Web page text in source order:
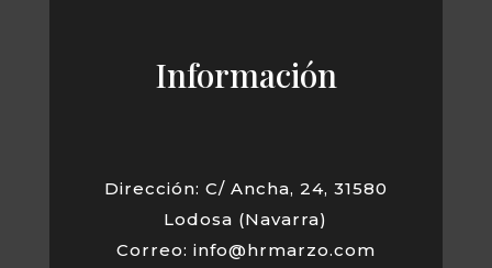
Información
Dirección: C/ Ancha, 24, 31580
Lodosa (Navarra)
Correo: info@hrmarzo.com